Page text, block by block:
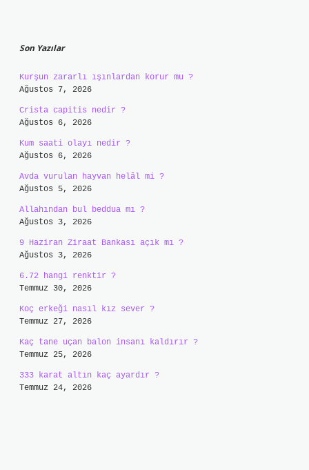
Son Yazılar
Kurşun zararlı ışınlardan korur mu ?
Ağustos 7, 2026
Crista capitis nedir ?
Ağustos 6, 2026
Kum saati olayı nedir ?
Ağustos 6, 2026
Avda vurulan hayvan helâl mi ?
Ağustos 5, 2026
Allahından bul beddua mı ?
Ağustos 3, 2026
9 Haziran Ziraat Bankası açık mı ?
Ağustos 3, 2026
6.72 hangi renktir ?
Temmuz 30, 2026
Koç erkeği nasıl kız sever ?
Temmuz 27, 2026
Kaç tane uçan balon insanı kaldırır ?
Temmuz 25, 2026
333 karat altın kaç ayardır ?
Temmuz 24, 2026